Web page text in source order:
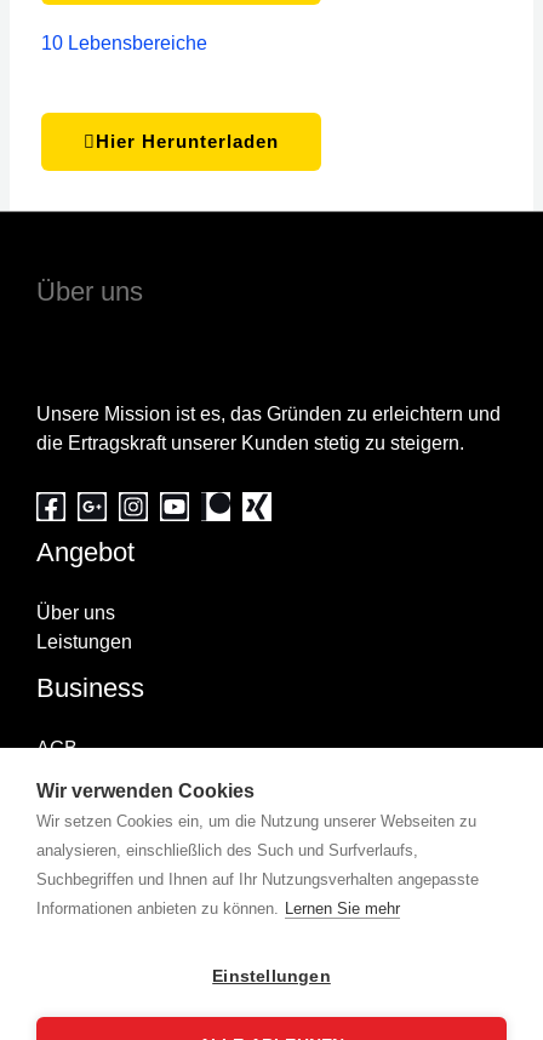
Wir verwenden Cookies
Wir setzen Cookies ein, um die Nutzung unserer Webseiten zu
analysieren, einschließlich des Such und Surfverlaufs,
Suchbegriffen und Ihnen auf Ihr Nutzungsverhalten angepasste
Informationen anbieten zu können. Lernen Sie mehr
Einstellungen
10 Lebensbereiche
Hier Herunterladen
Über uns
Unsere Mission ist es, das Gründen zu erleichtern und
die Ertragskraft unserer Kunden stetig zu steigern.
Angebot
Über uns
Leistungen
Business
AGB
Abonniere uns
Copyright © 2026 X-Group | Powered by